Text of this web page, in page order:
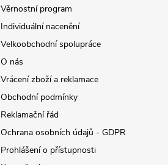
Věrnostní program
Individuální nacenění
Velkoobchodní spolupráce
O nás
Vrácení zboží a reklamace
Obchodní podmínky
Reklamační řád
Ochrana osobních údajů - GDPR
Prohlášení o přístupnosti